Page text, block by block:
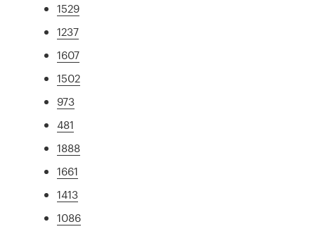
1529
1237
1607
1502
973
481
1888
1661
1413
1086